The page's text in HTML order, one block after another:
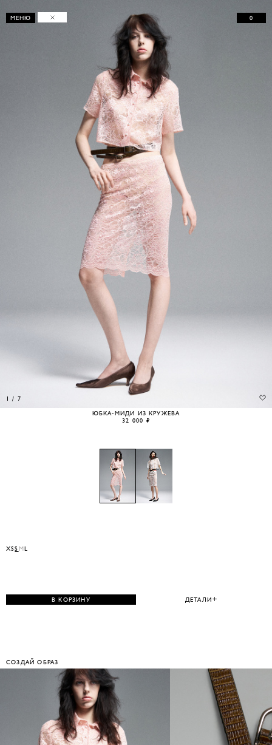
МЕНЮ 0
1 / 7
ЮБКА-МИДИ ИЗ КРУЖЕВА
32 000 ₽
XSSML
ДЕТАЛИ
В КОРЗИНУ
СОЗДАЙ ОБРАЗ